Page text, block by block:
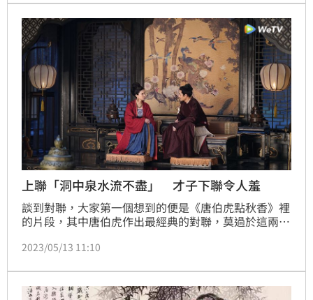
上聯「洞中泉水流不盡」 才子下聯令人羞
談到對聯，大家第一個想到的便是《唐伯虎點秋香》裡
的片段，其中唐伯虎作出最經典的對聯，莫過於這兩
雨風風花花葉葉年年暮暮朝朝！其實，歷史上也留下了
是：「洞中泉水流不盡」，下聯是：「山間清風迎面
來」，這背後還有一段故事。
2023/05/13 11:10